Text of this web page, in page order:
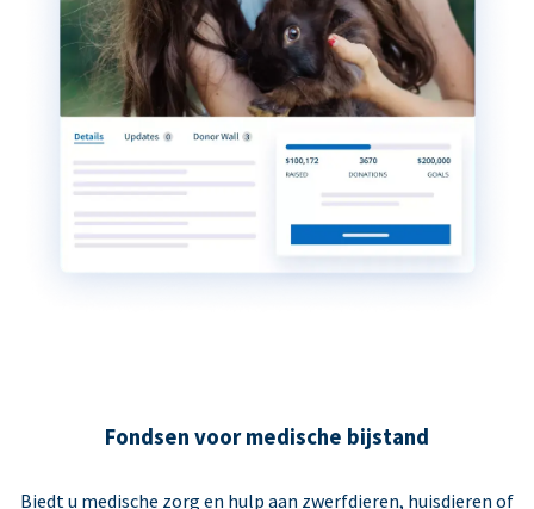
Fondsen voor medische bijstand
Biedt u medische zorg en hulp aan zwerfdieren, huisdieren of